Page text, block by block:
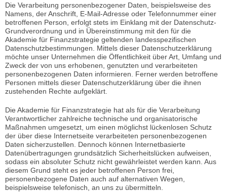
Die Verarbeitung personenbezogener Daten, beispielsweise des
Namens, der Anschrift, E-Mail-Adresse oder Telefonnummer einer
betroffenen Person, erfolgt stets im Einklang mit der Datenschutz-
Grundverordnung und in Übereinstimmung mit den für die
Akademie für Finanzstrategie geltenden landesspezifischen
Datenschutzbestimmungen. Mittels dieser Datenschutzerklärung
möchte unser Unternehmen die Öffentlichkeit über Art, Umfang und
Zweck der von uns erhobenen, genutzten und verarbeiteten
personenbezogenen Daten informieren. Ferner werden betroffene
Personen mittels dieser Datenschutzerklärung über die ihnen
zustehenden Rechte aufgeklärt.
Die Akademie für Finanzstrategie hat als für die Verarbeitung
Verantwortlicher zahlreiche technische und organisatorische
Maßnahmen umgesetzt, um einen möglichst lückenlosen Schutz
der über diese Internetseite verarbeiteten personenbezogenen
Daten sicherzustellen. Dennoch können Internetbasierte
Datenübertragungen grundsätzlich Sicherheitslücken aufweisen,
sodass ein absoluter Schutz nicht gewährleistet werden kann. Aus
diesem Grund steht es jeder betroffenen Person frei,
personenbezogene Daten auch auf alternativen Wegen,
beispielsweise telefonisch, an uns zu übermitteln.